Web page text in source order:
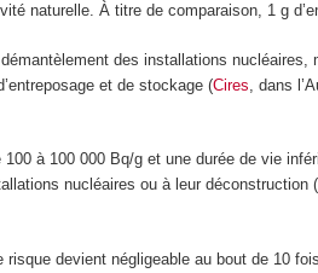
naturelle. À titre de comparaison, 1 g
des installations
et de stockage (Cires , dans
à 100 000 Bq/g et une durée de vie
nucléaires ou à leur
devient négligeable au bout de 10